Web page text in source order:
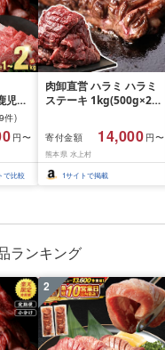
児島
身
or
/ 定
し
国産
ぶ
件)
円〜
で比較
肉卸直営 ハラミ ハラミ
ステーキ 1kg(500g×2パ
らみ 牛はらみ 厚切りハ
ラミ 肉 牛肉 [肉卸厳選
究極の多汁感 極厚ハラ
ミステーキ1kg] (1kg, 1,
寄付金額 14,000 円〜
熊本県 水上村
1サイトで掲載
ランキング
2